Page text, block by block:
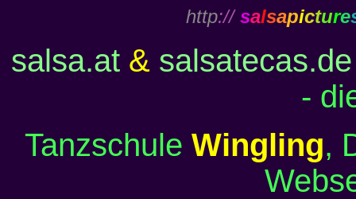
http:// salsapicture
salsa.at & salsatecas.de
-
Tanzschule Wingling,